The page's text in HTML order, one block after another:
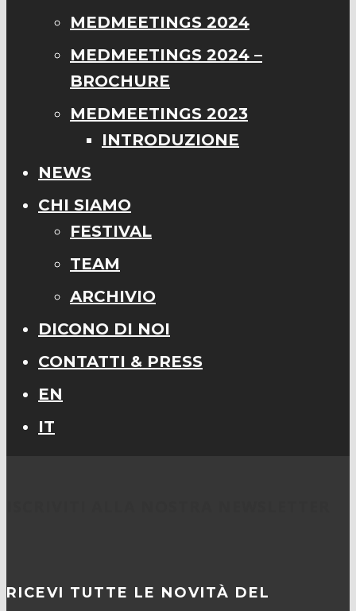
MEDMEETINGS 2024
MEDMEETINGS 2024 –
BROCHURE
MEDMEETINGS 2023
INTRODUZIONE
NEWS
CHI SIAMO
FESTIVAL
TEAM
ARCHIVIO
DICONO DI NOI
CONTATTI & PRESS
EN
IT
RICEVI TUTTE LE NOVITÀ DEL